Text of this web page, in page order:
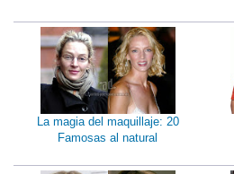
La magia del maquillaje: 20
Famosas al natural